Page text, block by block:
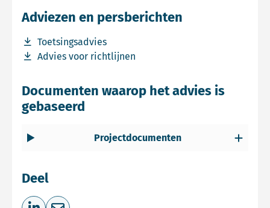
Adviezen en persberichten
Toetsingsadvies
Download bestand Toetsingsadvies
Advies voor richtlijnen
Download bestand Advies voor richtlijnen
Documenten waarop het advies is
gebaseerd
Projectdocumenten
Deel